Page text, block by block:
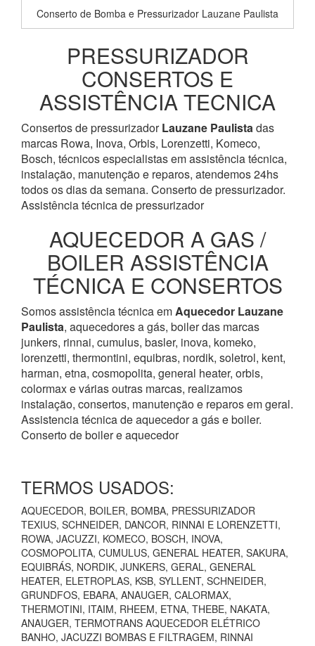
Conserto de Bomba e Pressurizador Lauzane Paulista
PRESSURIZADOR
CONSERTOS E
ASSISTÊNCIA TECNICA
Consertos de pressurizadorLauzane Paulistadas
marcas Rowa, Inova, Orbis, Lorenzetti, Komeco,
Bosch, técnicos especialistas em assistência técnica,
instalação, manutenção e reparos, atendemos 24hs
todos os dias da semana. Conserto de pressurizador.
Assistência técnica de pressurizador
AQUECEDOR A GAS /
BOILER ASSISTÊNCIA
TÉCNICA E CONSERTOS
Somos assistência técnica emAquecedor Lauzane
Paulista, aquecedores a gás, boiler das marcas
junkers, rinnai, cumulus, basler, inova, komeko,
lorenzetti, thermontini, equibras, nordik, soletrol, kent,
harman, etna, cosmopolita, general heater, orbis,
colormax e várias outras marcas, realizamos
instalação, consertos, manutenção e reparos em geral.
Assistencia técnica de aquecedor a gás e boiler.
Conserto de boiler e aquecedor
TERMOS USADOS:
AQUECEDOR, BOILER, BOMBA, PRESSURIZADOR
TEXIUS, SCHNEIDER, DANCOR, RINNAI E LORENZETTI,
ROWA, JACUZZI, KOMECO, BOSCH, INOVA,
COSMOPOLITA, CUMULUS, GENERAL HEATER, SAKURA,
EQUIBRÁS, NORDIK, JUNKERS, GERAL, GENERAL
HEATER, ELETROPLAS, KSB, SYLLENT, SCHNEIDER,
GRUNDFOS, EBARA, ANAUGER, CALORMAX,
THERMOTINI, ITAIM, RHEEM, ETNA, THEBE, NAKATA,
ANAUGER, TERMOTRANS AQUECEDOR ELÉTRICO
BANHO, JACUZZI BOMBAS E FILTRAGEM, RINNAI